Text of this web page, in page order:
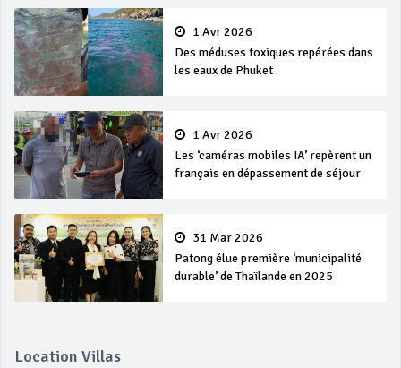
1 Avr 2026
Des méduses toxiques repérées dans
les eaux de Phuket
1 Avr 2026
Les ‘caméras mobiles IA’ repèrent un
français en dépassement de séjour
31 Mar 2026
Patong élue première ‘municipalité
durable’ de Thaïlande en 2025
Location Villas